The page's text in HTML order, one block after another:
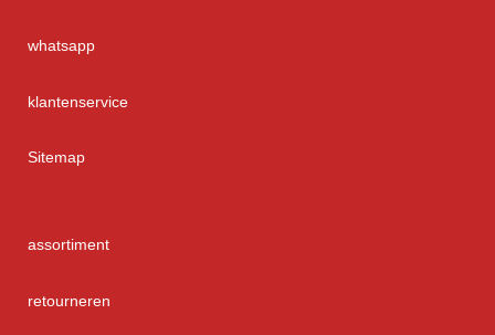
whatsapp
klantenservice
Sitemap
assortiment
retourneren